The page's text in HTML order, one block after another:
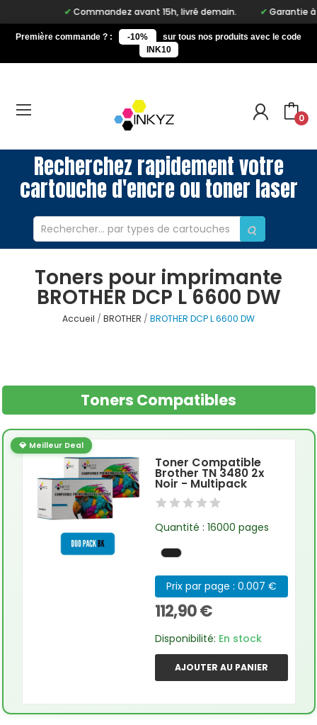
Commandez avant 15h, livré demain. Garantie à
Première commande ? : -10%
sur tous nos produits avec le code
INK10
0
Recherchez rapidement votre
cartouche d'encre ou toner laser
Toners pour imprimante
BROTHER DCP L 6600 DW
Accueil BROTHER BROTHER DCP L 6600 DW
Toners Compatibles
💎 Meilleur Deal
Toner Compatible
Brother TN 3480 2x
Noir - Multipack
Quantité : 16000 pages
Prix par page : 0.007 €
112,90 €
Disponibilité: En stock
AJOUTER AU PANIER